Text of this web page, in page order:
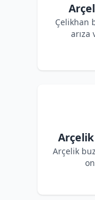
Çelikhan
arıza
Arçelik
Arçelik